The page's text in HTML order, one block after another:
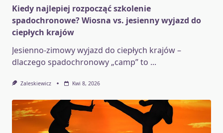
Kiedy najlepiej rozpocząć szkolenie
spadochronowe? Wiosna vs. jesienny wyjazd do
ciepłych krajów
Jesienno-zimowy wyjazd do ciepłych krajów –
dlaczego spadochronowy „camp” to ...
Zaleskiewicz Kwi 8, 2026